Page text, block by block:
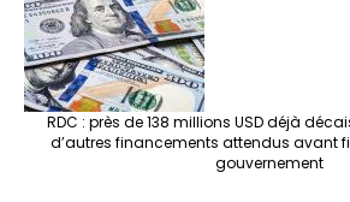
RDC : près de 138 millions USD déjà
d’autres financements attendus avant
gouvernement